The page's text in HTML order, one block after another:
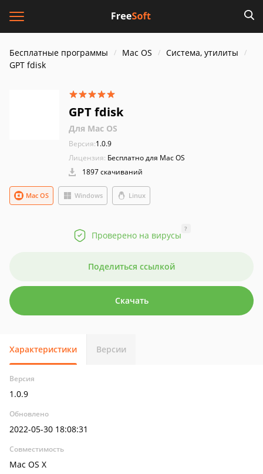
Бесплатные программы Mac OS
Система, утилиты
GPT fdisk
GPT fdisk
Для Mac OS
Версия:1.0.9
Лицензия: Бесплатно для Mac OS
1897 скачиваний
Windows
Mac OS Linux
Проверено на вирусы
?
Поделиться ссылкой
Скачать
Характеристики Версии
Версия
1.0.9
Обновлено
2022-05-30 18:08:31
Совместимость
Mac OS X